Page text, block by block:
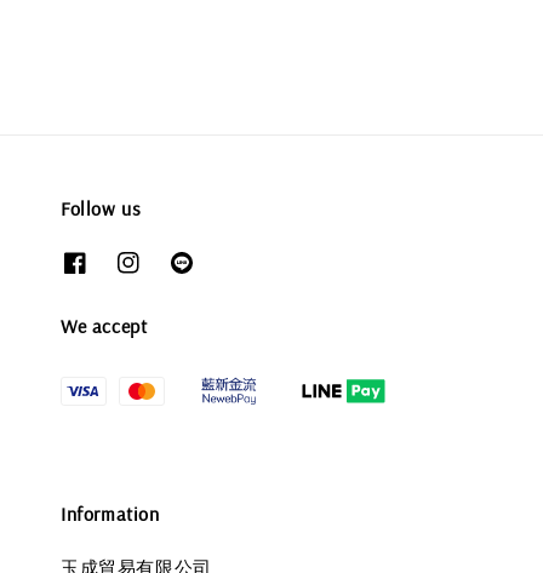
Follow us
We accept
Information
玉成貿易有限公司